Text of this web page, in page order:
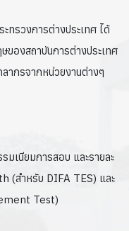
ะทรวงการต่างประเทศ ได้
ของสถาบันการต่างประเทศ
ากรจากหน่วยงานต่างๆ
มเนียมการสอบ และรายละ
(สำหรับ DIFA TES) และ
Test)